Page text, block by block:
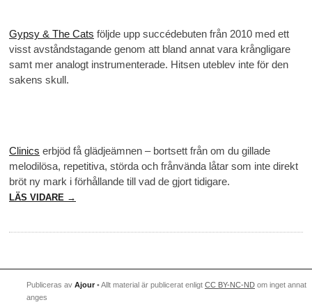
Gypsy & The Cats följde upp succédebuten från 2010 med ett
visst avståndstagande genom att bland annat vara krångligare
samt mer analogt instrumenterade. Hitsen uteblev inte för den
sakens skull.
Clinics erbjöd få glädjeämnen – bortsett från om du gillade
melodilösa, repetitiva, störda och frånvända låtar som inte direkt
bröt ny mark i förhållande till vad de gjort tidigare.
LÄS VIDARE →
Publiceras av Ajour • Allt material är publicerat enligt CC BY-NC-ND om inget annat
anges